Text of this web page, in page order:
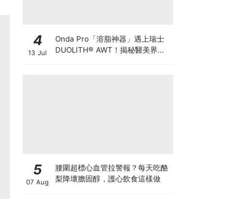
4
13 Jul
Onda Pro「溶脂神器」遇上瑞士
DUOLITH® AWT！揭秘醫美界悄
5
07 Aug
腰圍超標心血管拉警報？每天吃酪
梨降壞膽固醇，護心飲食這樣做